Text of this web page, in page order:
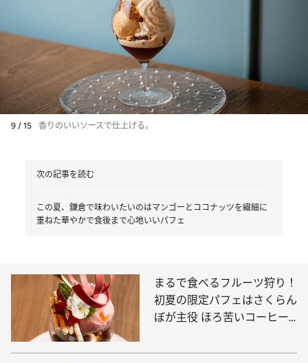
9 / 15 香りのいいソースで仕上げる。
次の記事を読む
この夏、鎌倉で味わいたいのはマンゴーとココナッツを繊細に
重ねた華やかで食後まで心地いいパフェ
まるで食べるフルーツ狩り！
初夏の限定パフェはさくらん
ぼが主役 ほろ苦いコーヒー